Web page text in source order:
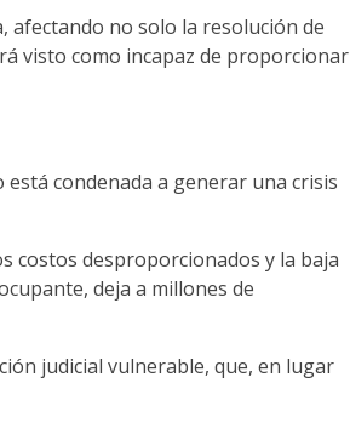
afectando no solo la resolución de
visto como incapaz de proporcionar
está condenada a generar una crisis
costos desproporcionados y la baja
deja a millones de
judicial vulnerable, que, en lugar